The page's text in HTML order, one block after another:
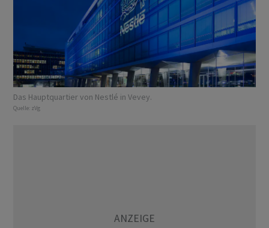
Das Hauptquartier von Nestlé in Vevey.
Quelle: zVg